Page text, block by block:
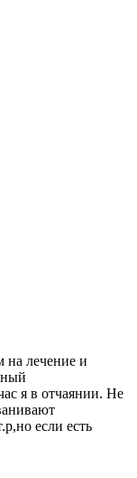
на лечение и
я в отчаянии. Не
если есть